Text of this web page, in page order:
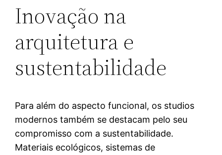
Inovação na
arquitetura e
sustentabilidade
Para além do aspecto funcional, os studios
modernos também se destacam pelo seu
compromisso com a sustentabilidade.
Materiais ecológicos, sistemas de